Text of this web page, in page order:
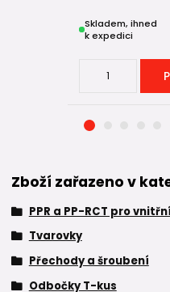
Skladem, ihned
k expedici
Zboží zařazeno v
PPR a PP-RCT pro
Tvarovky
Přechody a šroubení
Odbočky T-kus